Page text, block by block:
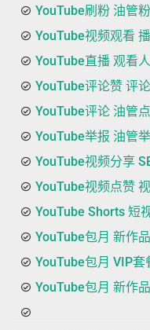
YouTube刷粉 油管
YouTube视频观看
YouTube直播 观看
YouTube评论赞 评
YouTube评论 油管
YouTube举报 油管
YouTube视频分享
YouTube视频点赞
YouTube Shorts 短
YouTube包月 新作
YouTube包月 VIP套
YouTube包月 新作